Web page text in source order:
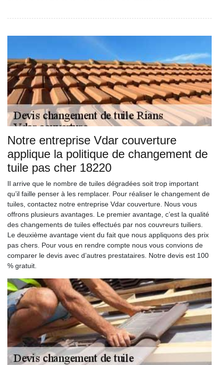
Notre entreprise Vdar couverture
applique la politique de changement de
tuile pas cher 18220
Il arrive que le nombre de tuiles dégradées soit trop important
qu’il faille penser à les remplacer. Pour réaliser le changement de
tuiles, contactez notre entreprise Vdar couverture. Nous vous
offrons plusieurs avantages. Le premier avantage, c’est la qualité
des changements de tuiles effectués par nos couvreurs tuiliers.
Le deuxième avantage vient du fait que nous appliquons des prix
pas chers. Pour vous en rendre compte nous vous convions de
comparer le devis avec d’autres prestataires. Notre devis est 100
% gratuit.